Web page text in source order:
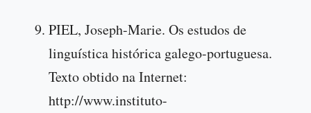
PIEL, Joseph-Marie. Os estudos de
linguística histórica galego-portuguesa.
Texto obtido na Internet:
http://www.instituto-